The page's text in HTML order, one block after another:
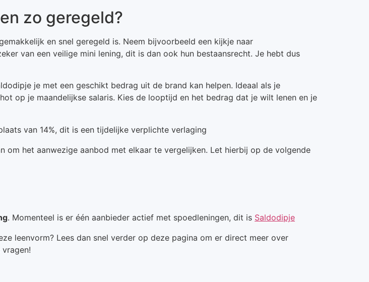
zo geregeld?
en snel geregeld is. Neem bijvoorbeeld een kijkje naar
van een veilige mini lening, dit is dan ook hun bestaansrecht. Je hebt dus
je met een geschikt bedrag uit de brand kan helpen. Ideaal als je
op je maandelijkse salaris. Kies de looptijd en het bedrag dat je wilt lenen en je
van 14%, dit is een tijdelijke verplichte verlaging
om het aanwezige aanbod met elkaar te vergelijken. Let hierbij op de volgende
. Momenteel is er één aanbieder actief met spoedleningen, dit is Saldodipje
leenvorm? Lees dan snel verder op deze pagina om er direct meer over